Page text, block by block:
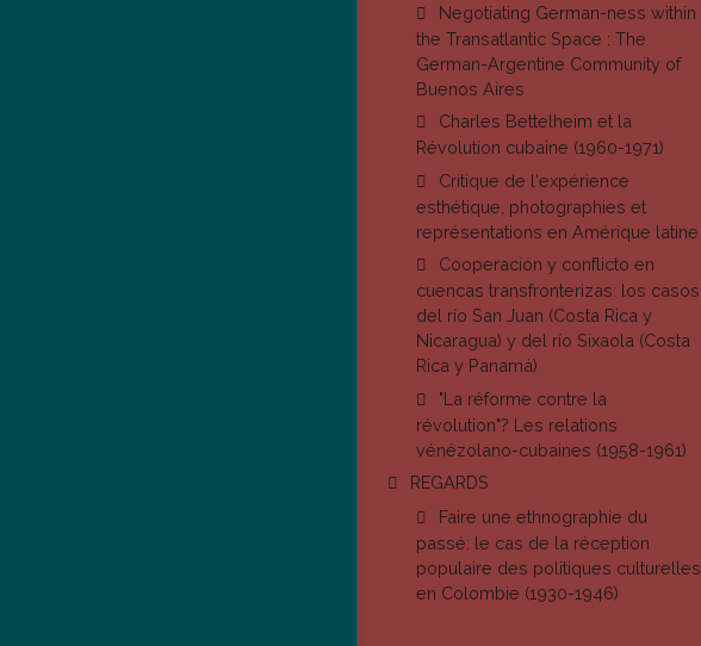
Negotiating German-ness within
the Transatlantic Space : The
German-Argentine Community of
Buenos Aires
Charles Bettelheim et la
Révolution cubaine (1960-1971)
Critique de l'expérience
esthétique, photographies et
représentations en Amérique latine
Cooperación y conflicto en
cuencas transfronterizas: los casos
del río San Juan (Costa Rica y
Nicaragua) y del río Sixaola (Costa
Rica y Panamá)
"La réforme contre la
révolution"? Les relations
vénézolano-cubaines (1958-1961)
REGARDS
Faire une ethnographie du
passé: le cas de la réception
populaire des politiques culturelles
en Colombie (1930-1946)